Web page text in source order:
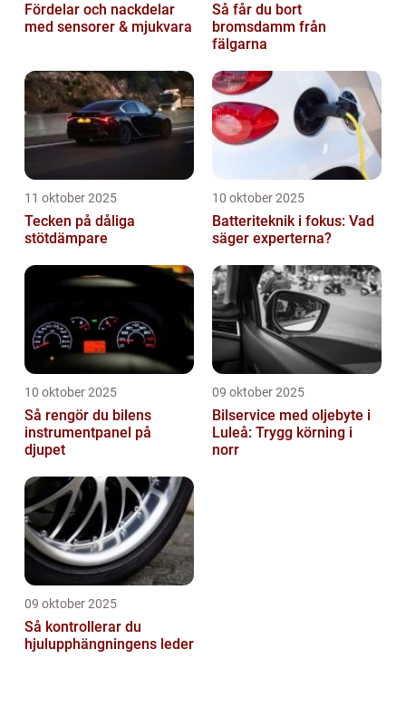
Fördelar och nackdelar
med sensorer & mjukvara
Så får du bort
bromsdamm från
fälgarna
11 oktober 2025
Tecken på dåliga
stötdämpare
10 oktober 2025
Batteriteknik i fokus: Vad
säger experterna?
10 oktober 2025
Så rengör du bilens
instrumentpanel på
djupet
09 oktober 2025
Bilservice med oljebyte i
Luleå: Trygg körning i
norr
09 oktober 2025
Så kontrollerar du
hjulupphängningens leder